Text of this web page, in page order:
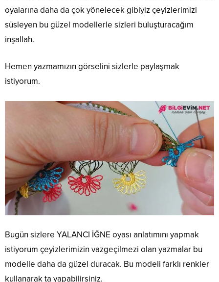
oyalarına daha da çok yönelecek gibiyiz çeyizlerimizi
süsleyen bu güzel modellerle sizleri buluşturacağım
inşallah.
Hemen yazmamızın görselini sizlerle paylaşmak
istiyorum.
Bugün sizlere YALANCI İĞNE oyası anlatımını yapmak
istiyorum çeyizlerimizin vazgeçilmezi olan yazmalar bu
modelle daha da güzel duracak. Bu modeli farklı renkler
kullanarak ta yapabilirsiniz.